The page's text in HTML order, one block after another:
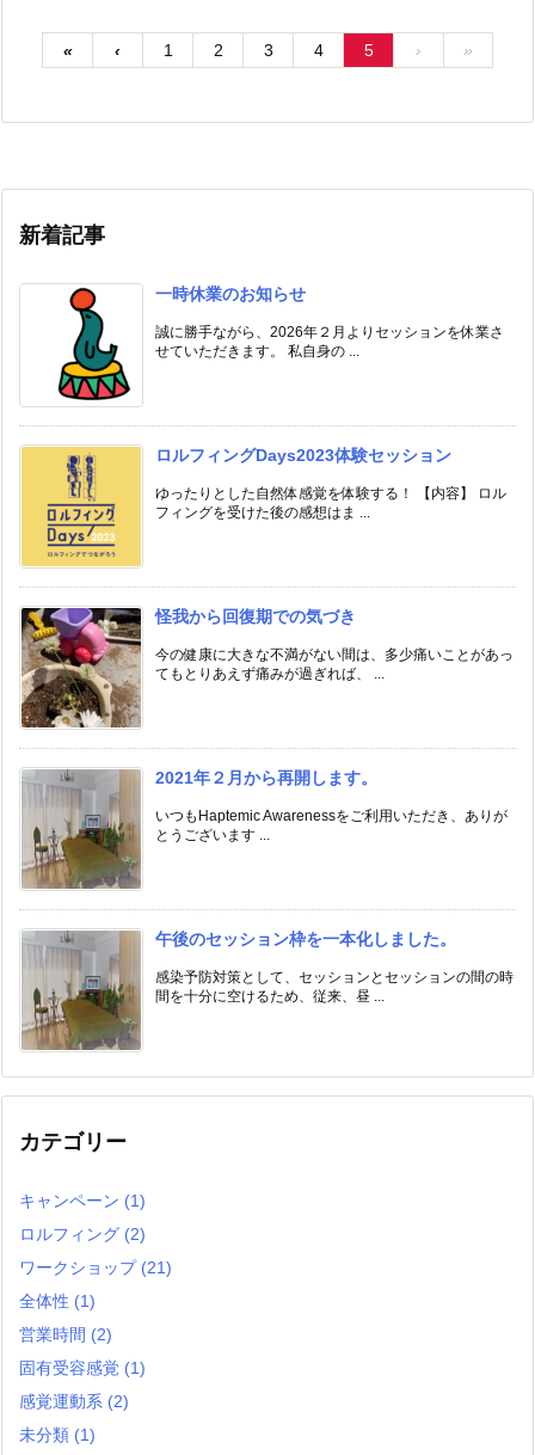
« ‹ 1 2 3 4 5 › »
新着記事
一時休業のお知らせ
誠に勝手ながら、2026年２月よりセッションを休業さ
せていただきます。 私自身の ...
ロルフィングDays2023体験セッション
ゆったりとした自然体感覚を体験する！ 【内容】 ロル
フィングを受けた後の感想はま ...
怪我から回復期での気づき
今の健康に大きな不満がない間は、多少痛いことがあっ
てもとりあえず痛みが過ぎれば、 ...
2021年２月から再開します。
いつもHaptemic Awarenessをご利用いただき、ありが
とうございます ...
午後のセッション枠を一本化しました。
感染予防対策として、セッションとセッションの間の時
間を十分に空けるため、従来、昼 ...
カテゴリー
キャンペーン (1)
ロルフィング (2)
ワークショップ (21)
全体性 (1)
営業時間 (2)
固有受容感覚 (1)
感覚運動系 (2)
未分類 (1)